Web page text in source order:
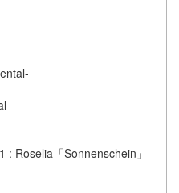
Roselia「Sonnenschein」